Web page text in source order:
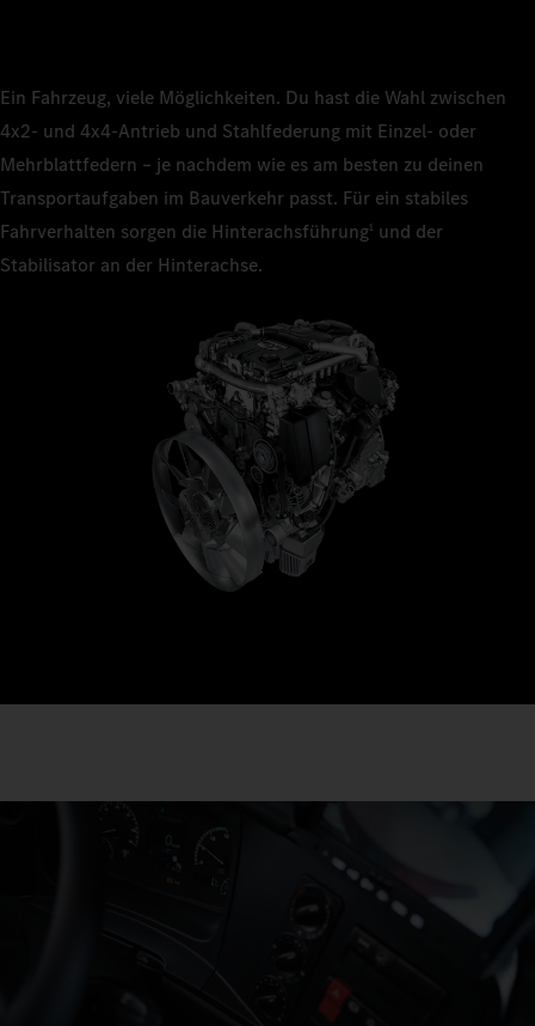
Ein Fahrzeug, viele Möglichkeiten. Du hast die Wahl zwischen
4x2‑ und 4x4‑Antrieb und Stahlfederung mit Einzel‑ oder
Mehrblattfedern – je nachdem wie es am besten zu deinen
Transportaufgaben im Bauverkehr passt. Für ein stabiles
Fahrverhalten sorgen die Hinterachsführung1 und der
Stabilisator an der Hinterachse.